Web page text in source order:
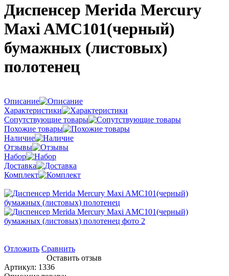
Диспенсер Merida Mercury
Maxi AMC101(черный)
бумажных (листовых)
полотенец
Описание
Характеристики
Сопутствующие товары
Похожие товары
Наличие
Отзывы
Набор
Доставка
Комплект
Отложить Сравнить
Оставить отзыв
Артикул: 1336